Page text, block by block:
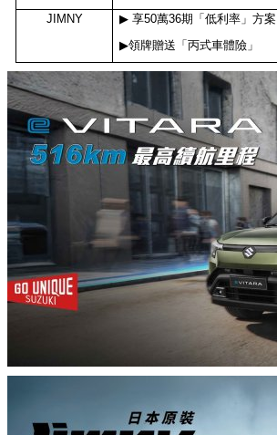
JIMNY
▶享50萬36期「低利率」方案
▶領牌贈送「丙式車體險」